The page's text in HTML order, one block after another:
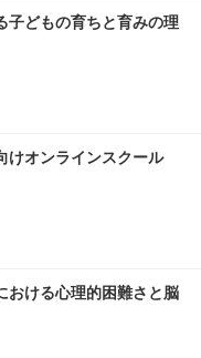
子どもの育ちと育みの理
けオンラインスクール
おける心理的困難さと脳